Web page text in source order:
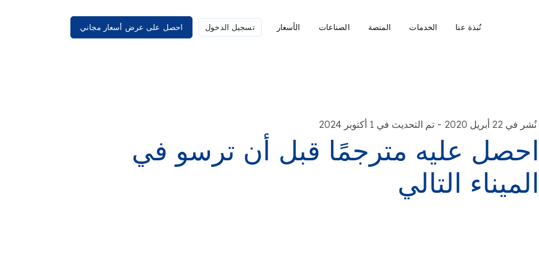
نُبذة عنا الخدمات المنصة الصناعات الأسعار تسجيل الدخول احصل على عرض أسعار مجاني
نُشر في 22 أبريل 2020 - تم التحديث في 1 أكتوبر 2024
احصل عليه مترجمًا قبل أن ترسو في
الميناء التالي